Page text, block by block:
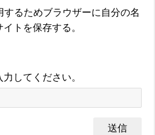
するためブラウザーに自分の名
トを保存する。
してください。